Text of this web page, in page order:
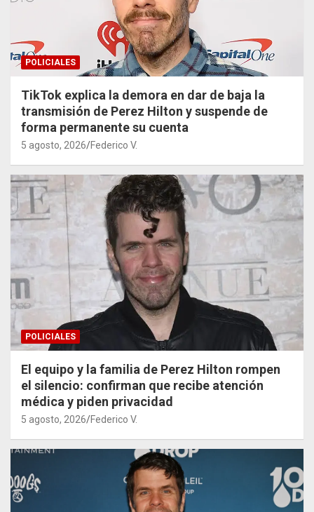
POLICIALES
TikTok explica la demora en dar de baja la
transmisión de Perez Hilton y suspende de
forma permanente su cuenta
5 agosto, 2026 Federico V.
POLICIALES
El equipo y la familia de Perez Hilton rompen
el silencio: confirman que recibe atención
médica y piden privacidad
5 agosto, 2026 Federico V.